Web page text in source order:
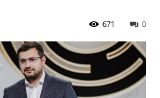
0
671